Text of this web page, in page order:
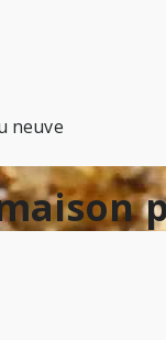
neuve